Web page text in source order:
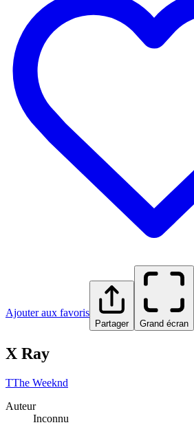
Ajouter aux favoris
Partager Grand écran
X Ray
TThe Weeknd
Auteur
Inconnu